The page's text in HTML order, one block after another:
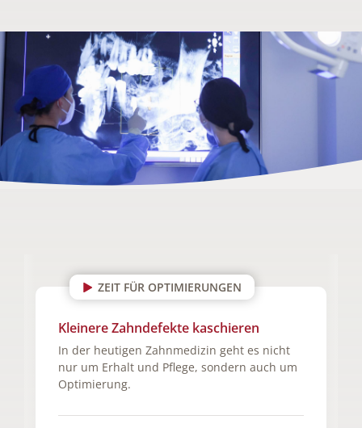
ZEIT FÜR OPTIMIERUNGEN
Kleinere Zahndefekte kaschieren
In der heutigen Zahnmedizin geht es nicht
nur um Erhalt und Pflege, sondern auch um
Optimierung.